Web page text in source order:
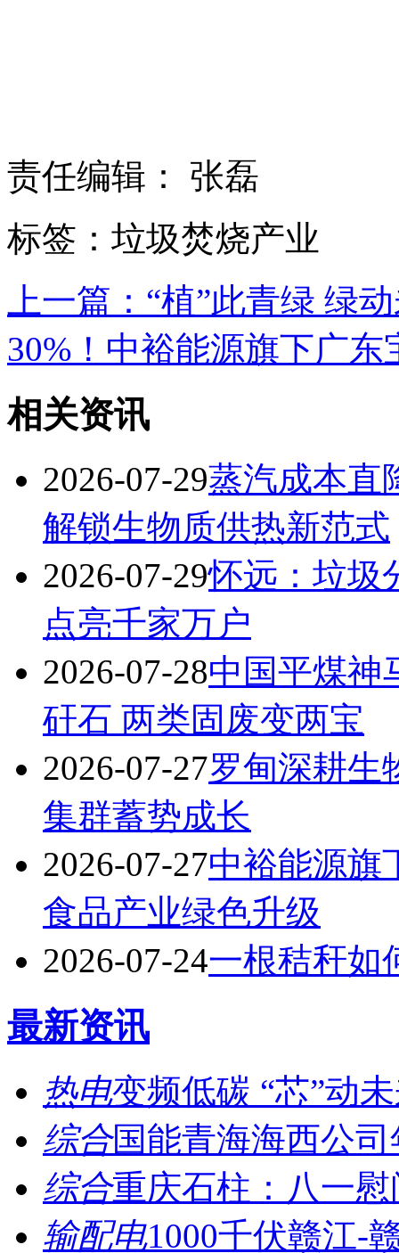
责任编辑： 张磊
标签：垃圾焚烧产业
上一篇：“植”此青绿 绿
30%！中裕能源旗下广东
相关资讯
2026-07-29蒸汽成本直
解锁生物质供热新范式
2026-07-29怀远：垃圾
点亮千家万户
2026-07-28中国平煤神
矸石 两类固废变两宝
2026-07-27罗甸深耕生
集群蓄势成长
2026-07-27中裕能源旗
食品产业绿色升级
2026-07-24一根秸秆如
最新资讯
热电变频低碳 “芯”动
综合国能青海海西公
综合重庆石柱：八一
输配电1000千伏赣江-